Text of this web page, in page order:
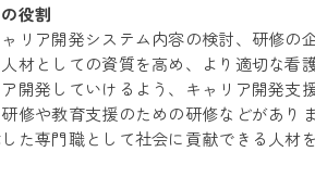
役割
リア開発システム内容の検討、研修の
材としての資質を高め、より適切な看
開発していけるよう、キャリア開発支援
修や教育支援のための研修などがありま
た専門職として社会に貢献できる人材